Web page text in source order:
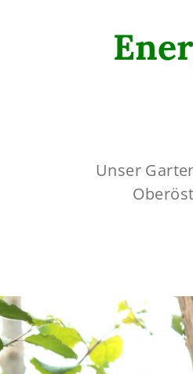
Unser